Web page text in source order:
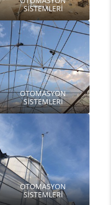
SİSTEMLERİ
OTOMASYON
SİSTEMLERİ
OTOMASYON
SİSTEMLERİ